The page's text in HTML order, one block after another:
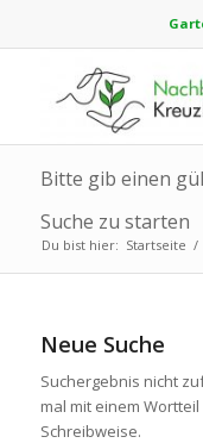
Bitte gib einen
Suche zu starten
Du bist hier: Startseite /
Neue Suche
Suchergebnis nicht
mal mit einem
Schreibweise.